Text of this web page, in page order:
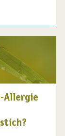
Allergie